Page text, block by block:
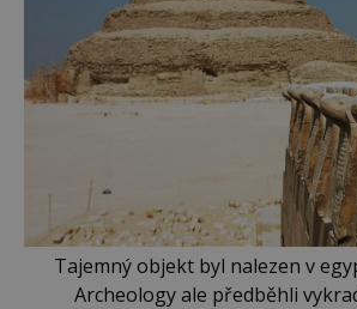
Tajemný objekt byl nalezen v
Archeology ale předběhli